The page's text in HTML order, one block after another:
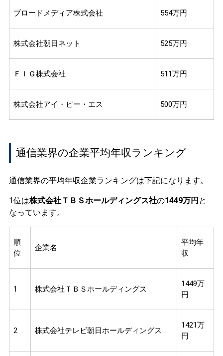
ブロードメディア株式会社 554万円
株式会社朝日ネット 525万円
ＦＩＧ株式会社 511万円
株式会社アイ・ピー・エス 500万円
通信業界の企業平均年収ランキング
通信業界の平均年収企業ランキングは下記になります。
1位は株式会社ＴＢＳホールディングス社の1449万円 と
なっています。
順
位
企業名
平均年
収
1 株式会社ＴＢＳホールディングス
1449万
円
2 株式会社テレビ朝日ホールディングス
1421万
円